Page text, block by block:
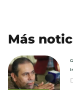
Más